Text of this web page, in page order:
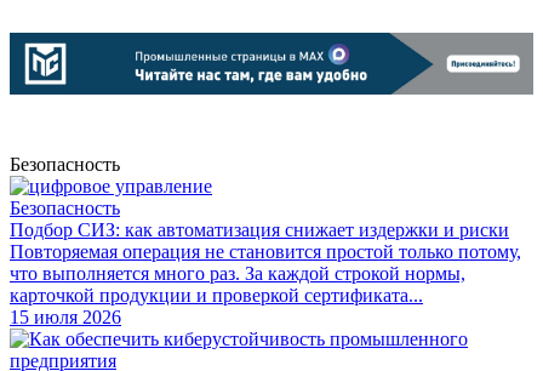
Безопасность
Безопасность
Подбор СИЗ: как автоматизация снижает издержки и риски
Повторяемая операция не становится простой только потому,
что выполняется много раз. За каждой строкой нормы,
карточкой продукции и проверкой сертификата...
15 июля 2026